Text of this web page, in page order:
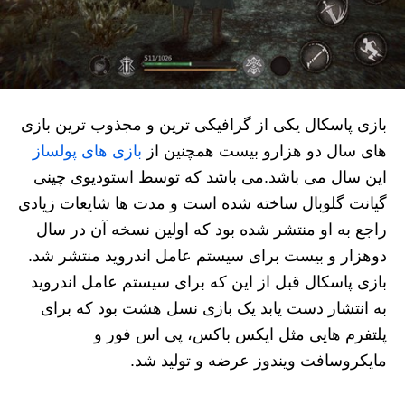
بازی پاسکال یکی از گرافیکی ترین و مجذوب ترین بازی
های سال دو هزارو بیست همچنین از بازی های پولساز
این سال می باشد.می باشد که توسط استودیوی چینی
گیانت گلوبال ساخته شده است و مدت ها شایعات زیادی
راجع به او منتشر شده بود که اولین نسخه آن در سال
دوهزار و بیست برای سیستم عامل اندروید منتشر شد.
بازی پاسکال قبل از این که برای سیستم عامل اندروید
به انتشار دست یابد یک بازی نسل هشت بود که برای
پلتفرم هایی مثل ایکس باکس، پی اس فور و
مایکروسافت ویندوز عرضه و تولید شد.